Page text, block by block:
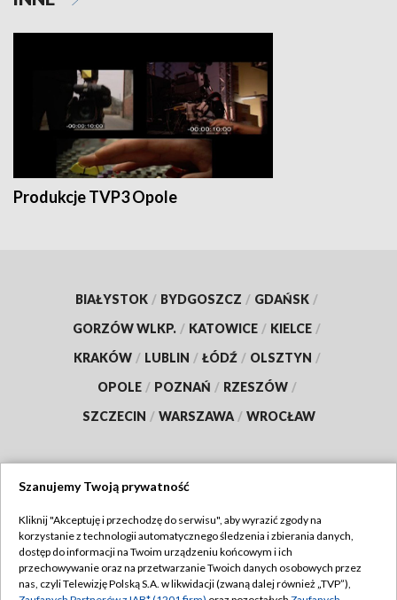
Produkcje TVP3 Opole
BIAŁYSTOK / BYDGOSZCZ / GDAŃSK /
GORZÓW WLKP. / KATOWICE / KIELCE /
KRAKÓW / LUBLIN / ŁÓDŹ / OLSZTYN /
OPOLE / POZNAŃ / RZESZÓW /
SZCZECIN / WARSZAWA / WROCŁAW
TVP
Abonament TVP
Regulamin TVP
Szanujemy Twoją prywatność
Kliknij "Akceptuję i przechodzę do serwisu", aby wyrazić zgody na
korzystanie z technologii automatycznego śledzenia i zbierania danych,
dostęp do informacji na Twoim urządzeniu końcowym i ich
przechowywanie oraz na przetwarzanie Twoich danych osobowych przez
nas, czyli Telewizję Polską S.A. w likwidacji (zwaną dalej również „TVP”),